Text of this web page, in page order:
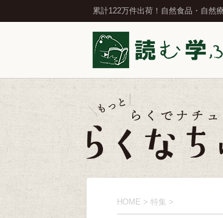
累計122万件出荷！自然食品・自然
HOME > 特集 >